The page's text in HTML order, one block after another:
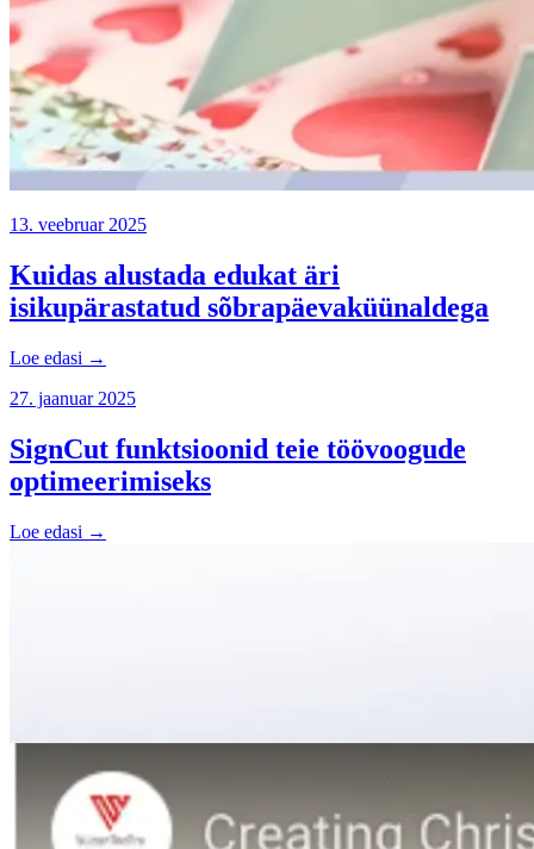
13. veebruar 2025
Kuidas alustada edukat äri
isikupärastatud sõbrapäevaküünaldega
Loe edasi →
27. jaanuar 2025
SignCut funktsioonid teie töövoogude
optimeerimiseks
Loe edasi →